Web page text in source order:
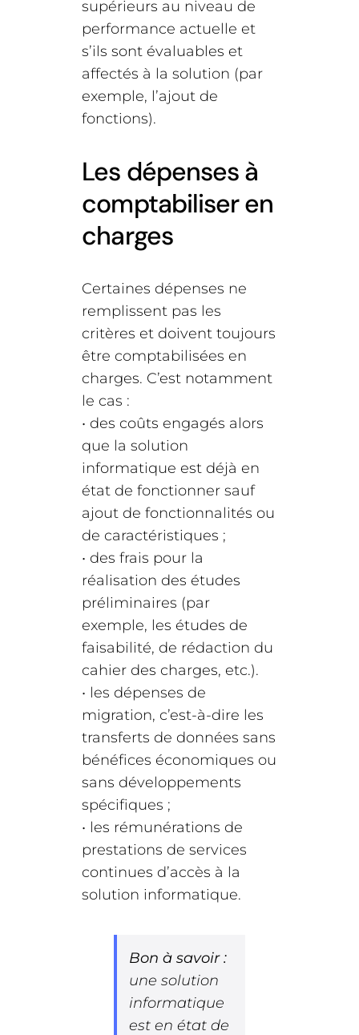
supérieurs au niveau de
performance actuelle et
s’ils sont évaluables et
affectés à la solution (par
exemple, l’ajout de
fonctions).
Les dépenses à
comptabiliser en
charges
Certaines dépenses ne
remplissent pas les
critères et doivent toujours
être comptabilisées en
charges. C’est notamment
le cas :
• des coûts engagés alors
que la solution
informatique est déjà en
état de fonctionner sauf
ajout de fonctionnalités ou
de caractéristiques ;
• des frais pour la
réalisation des études
préliminaires (par
exemple, les études de
faisabilité, de rédaction du
cahier des charges, etc.).
• les dépenses de
migration, c’est-à-dire les
transferts de données sans
bénéfices économiques ou
sans développements
spécifiques ;
• les rémunérations de
prestations de services
continues d’accès à la
solution informatique.
Bon à savoir :
une solution
informatique
est en état de